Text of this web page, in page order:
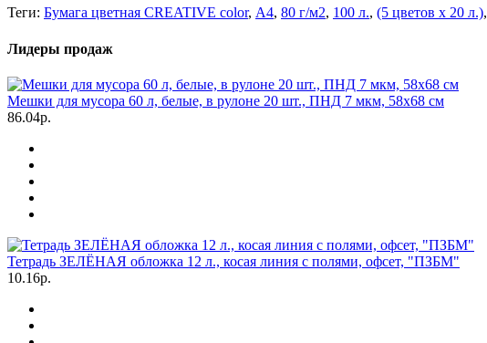
Теги: Бумага цветная CREATIVE color, А4, 80 г/м2, 100 л., (5 цветов х 20 л.),
Лидеры продаж
Мешки для мусора 60 л, белые, в рулоне 20 шт., ПНД 7 мкм, 58х68 см
86.04р.
Тетрадь ЗЕЛЁНАЯ обложка 12 л., косая линия с полями, офсет, "ПЗБМ"
10.16р.